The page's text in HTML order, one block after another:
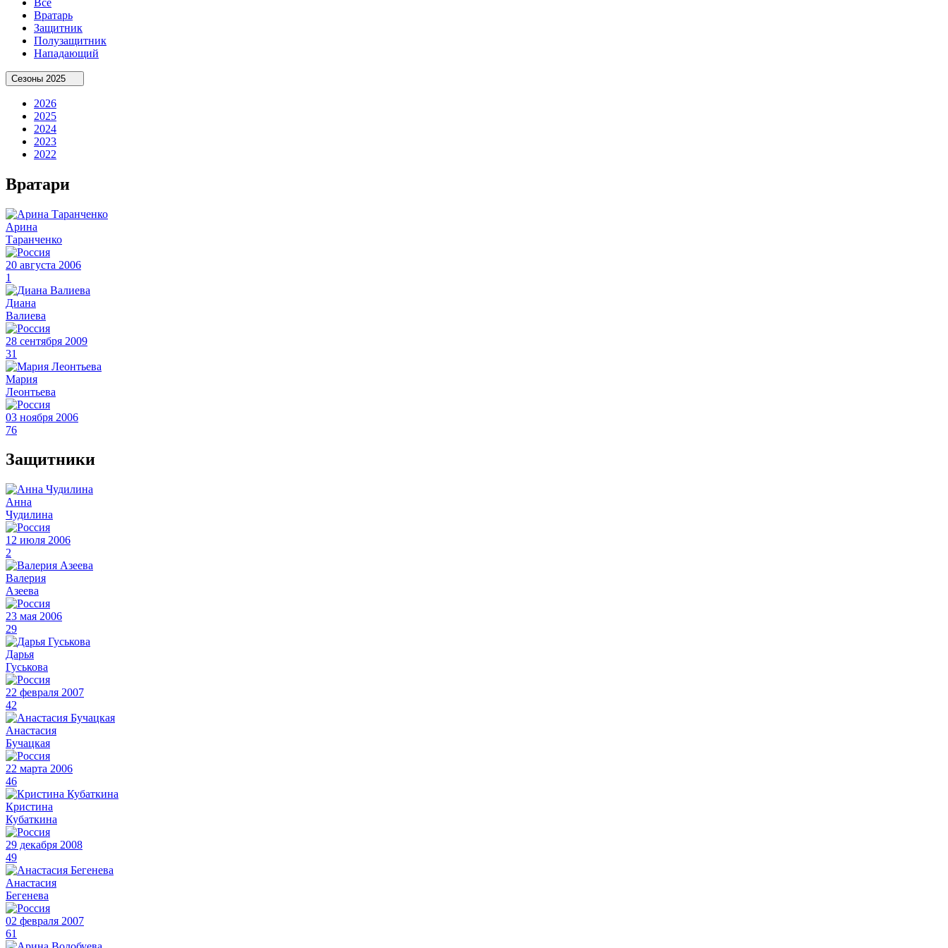
Вратарь
Защитник
Полузащитник
Нападающий
Сезоны 2025
2026
2025
2024
2023
2022
Вратари
Арина
Таранченко
20 августа 2006
1
Диана
Валиева
28 сентября 2009
31
Мария
Леонтьева
03 ноября 2006
76
Защитники
Анна
Чудилина
12 июля 2006
2
Валерия
Азеева
23 мая 2006
29
Дарья
Гуськова
22 февраля 2007
42
Анастасия
Бучацкая
22 марта 2006
46
Кристина
Кубаткина
29 декабря 2008
49
Анастасия
Бегенева
02 февраля 2007
61